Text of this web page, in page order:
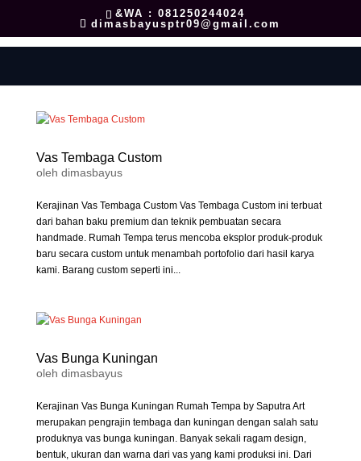
&WA : 081250244024
dimasbayusptr09@gmail.com
Vas Tembaga Custom
oleh dimasbayus
Kerajinan Vas Tembaga Custom Vas Tembaga Custom ini terbuat
dari bahan baku premium dan teknik pembuatan secara
handmade. Rumah Tempa terus mencoba eksplor produk-produk
baru secara custom untuk menambah portofolio dari hasil karya
kami. Barang custom seperti ini...
Vas Bunga Kuningan
oleh dimasbayus
Kerajinan Vas Bunga Kuningan Rumah Tempa by Saputra Art
merupakan pengrajin tembaga dan kuningan dengan salah satu
produknya vas bunga kuningan. Banyak sekali ragam design,
bentuk, ukuran dan warna dari vas yang kami produksi ini. Dari